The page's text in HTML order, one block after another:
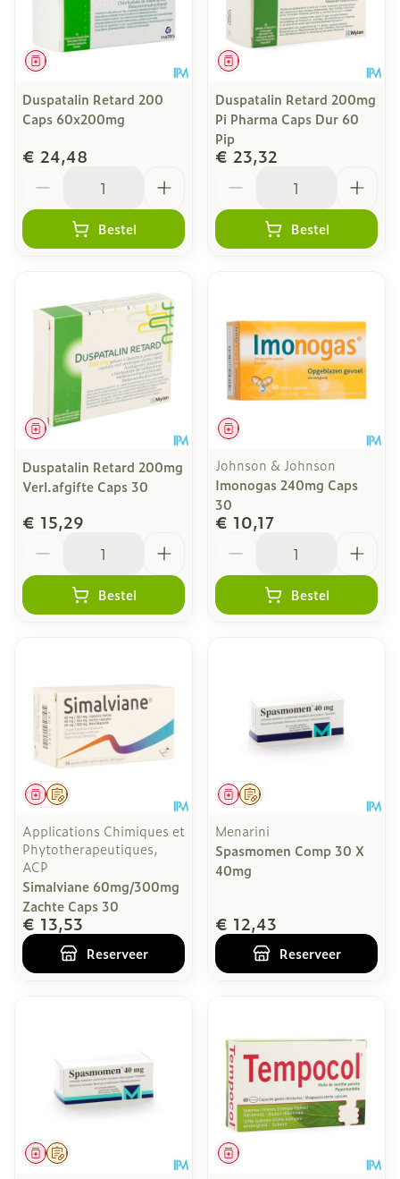
Geneesmiddel
Duspatalin Retard 200
Caps 60x200mg
€ 24,48
Bestel
Geneesmiddel
Duspatalin Retard 200mg
Pi Pharma Caps Dur 60
Pip
€ 23,32
Bestel
Geneesmiddel
Duspatalin Retard 200mg
Verl.afgifte Caps 30
€ 15,29
Bestel
Geneesmiddel
Johnson & Johnson
Imonogas 240mg Caps
30
€ 10,17
Bestel
Op voorschrift
Geneesmiddel
Applications Chimiques et
Phytotherapeutiques,
ACP
Simalviane 60mg/300mg
Zachte Caps 30
€ 13,53
Reserveer
Op voorschrift
Geneesmiddel
Menarini
Spasmomen Comp 30 X
40mg
€ 12,43
Reserveer
Op voorschrift
Geneesmiddel Geneesmiddel